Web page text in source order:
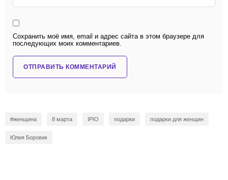
Сохранить моё имя, email и адрес сайта в этом браузере для
последующих моих комментариев.
#женщина 8 марта IPIO подарки подарки для женщин
Юлия Боровик